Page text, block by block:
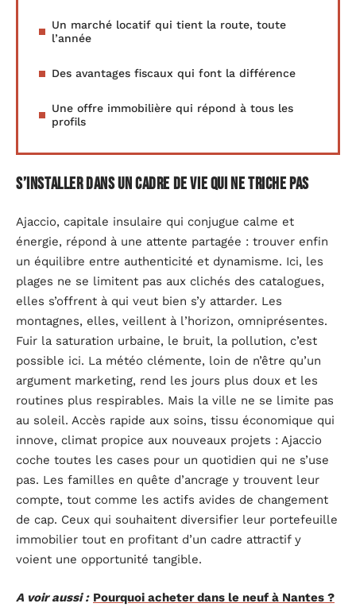
Un marché locatif qui tient la route, toute
l’année
Des avantages fiscaux qui font la différence
Une offre immobilière qui répond à tous les
profils
S’installer dans un cadre de vie qui ne triche pas
Ajaccio, capitale insulaire qui conjugue calme et
énergie, répond à une attente partagée : trouver enfin
un équilibre entre authenticité et dynamisme. Ici, les
plages ne se limitent pas aux clichés des catalogues,
elles s’offrent à qui veut bien s’y attarder. Les
montagnes, elles, veillent à l’horizon, omniprésentes.
Fuir la saturation urbaine, le bruit, la pollution, c’est
possible ici. La météo clémente, loin de n’être qu’un
argument marketing, rend les jours plus doux et les
routines plus respirables. Mais la ville ne se limite pas
au soleil. Accès rapide aux soins, tissu économique qui
innove, climat propice aux nouveaux projets : Ajaccio
coche toutes les cases pour un quotidien qui ne s’use
pas. Les familles en quête d’ancrage y trouvent leur
compte, tout comme les actifs avides de changement
de cap. Ceux qui souhaitent diversifier leur portefeuille
immobilier tout en profitant d’un cadre attractif y
voient une opportunité tangible.
A voir aussi : Pourquoi acheter dans le neuf à Nantes ?